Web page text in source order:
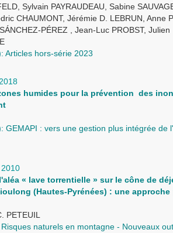
Sylvain PAYRAUDEAU, Sabine
CHAUMONT, Jérémie D. LEBRUN, Anne
PÉREZ , Jean-Luc PROBST, Julien
Articles hors-série 2023
humides pour la prévention des
GEMAPI : vers une gestion plus intégrée de
« lave torrentielle » sur le cône de
(Hautes-Pyrénées) : une approche
PETEUIL
naturels en montagne - Nouveaux